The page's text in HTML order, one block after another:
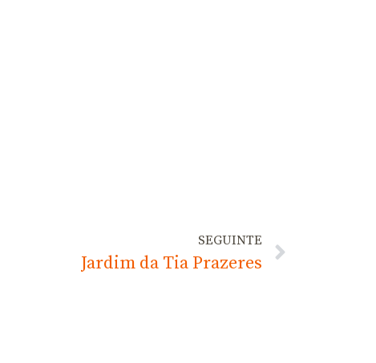
SEGUINTE
Jardim da Tia Prazeres